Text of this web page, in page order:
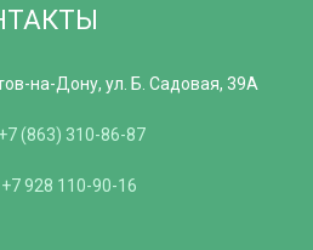
на-Дону, ул. Б. Садовая, 39А
+7 (863) 310-86-87
+7 928 110-90-16